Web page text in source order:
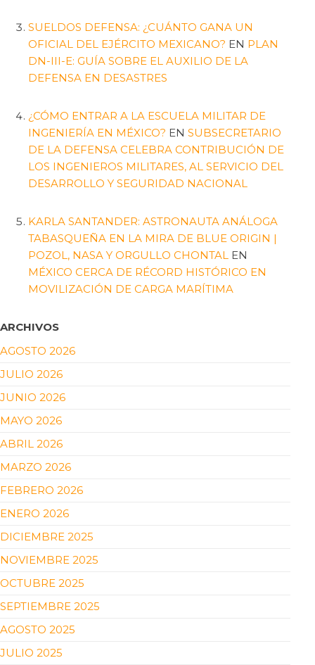
SUELDOS DEFENSA: ¿CUÁNTO GANA UN
OFICIAL DEL EJÉRCITO MEXICANO? EN PLAN
DN-III-E: GUÍA SOBRE EL AUXILIO DE LA
DEFENSA EN DESASTRES
¿CÓMO ENTRAR A LA ESCUELA MILITAR DE
INGENIERÍA EN MÉXICO? EN SUBSECRETARIO
DE LA DEFENSA CELEBRA CONTRIBUCIÓN DE
LOS INGENIEROS MILITARES, AL SERVICIO DEL
DESARROLLO Y SEGURIDAD NACIONAL
KARLA SANTANDER: ASTRONAUTA ANÁLOGA
TABASQUEÑA EN LA MIRA DE BLUE ORIGIN |
POZOL, NASA Y ORGULLO CHONTAL EN
MÉXICO CERCA DE RÉCORD HISTÓRICO EN
MOVILIZACIÓN DE CARGA MARÍTIMA
ARCHIVOS
AGOSTO 2026
JULIO 2026
JUNIO 2026
MAYO 2026
ABRIL 2026
MARZO 2026
FEBRERO 2026
ENERO 2026
DICIEMBRE 2025
NOVIEMBRE 2025
OCTUBRE 2025
SEPTIEMBRE 2025
AGOSTO 2025
JULIO 2025